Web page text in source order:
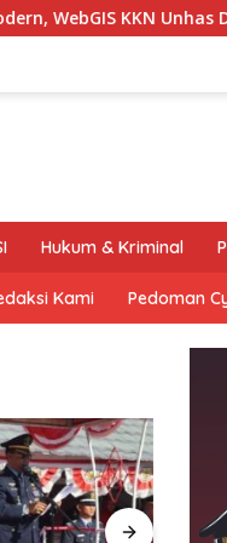
KKN Unhas Dorong
Hukum & Kriminal
Kami Pedoman